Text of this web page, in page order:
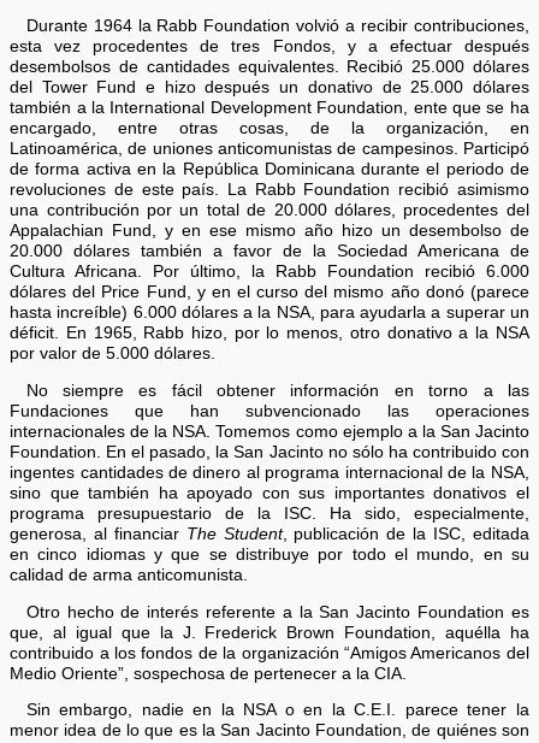
Durante 1964 la Rabb Foundation volvió a recibir contribuciones,
esta vez procedentes de tres Fondos, y a efectuar después
desembolsos de cantidades equivalentes. Recibió 25.000 dólares
del Tower Fund e hizo después un donativo de 25.000 dólares
también a la International Development Foundation, ente que se ha
encargado, entre otras cosas, de la organización, en
Latinoamérica, de uniones anticomunistas de campesinos. Participó
de forma activa en la República Dominicana durante el periodo de
revoluciones de este país. La Rabb Foundation recibió asimismo
una contribución por un total de 20.000 dólares, procedentes del
Appalachian Fund, y en ese mismo año hizo un desembolso de
20.000 dólares también a favor de la Sociedad Americana de
Cultura Africana. Por último, la Rabb Foundation recibió 6.000
dólares del Price Fund, y en el curso del mismo año donó (parece
hasta increíble) 6.000 dólares a la NSA, para ayudarla a superar un
déficit. En 1965, Rabb hizo, por lo menos, otro donativo a la NSA
por valor de 5.000 dólares.
No siempre es fácil obtener información en torno a las
Fundaciones que han subvencionado las operaciones
internacionales de la NSA. Tomemos como ejemplo a la San Jacinto
Foundation. En el pasado, la San Jacinto no sólo ha contribuido con
ingentes cantidades de dinero al programa internacional de la NSA,
sino que también ha apoyado con sus importantes donativos el
programa presupuestario de la ISC. Ha sido, especialmente,
generosa, al financiar The Student, publicación de la ISC, editada
en cinco idiomas y que se distribuye por todo el mundo, en su
calidad de arma anticomunista.
Otro hecho de interés referente a la San Jacinto Foundation es
que, al igual que la J. Frederick Brown Foundation, aquélla ha
contribuido a los fondos de la organización “Amigos Americanos del
Medio Oriente”, sospechosa de pertenecer a la CIA.
Sin embargo, nadie en la NSA o en la C.E.I. parece tener la
menor idea de lo que es la San Jacinto Foundation, de quiénes son